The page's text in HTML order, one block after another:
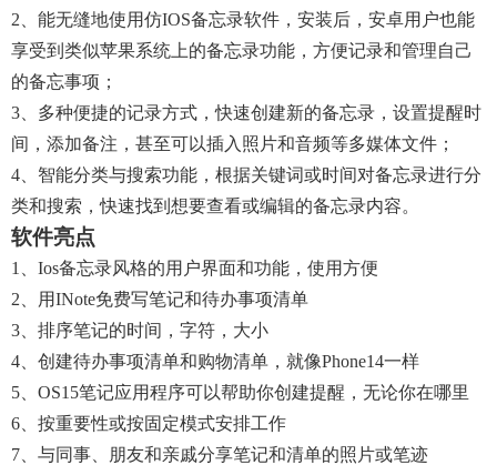
2、能无缝地使用仿iOS备忘录软件，安装后，安卓用户也能
享受到类似苹果系统上的备忘录功能，方便记录和管理自己
的备忘事项；
3、多种便捷的记录方式，快速创建新的备忘录，设置提醒时
间，添加备注，甚至可以插入照片和音频等多媒体文件；
4、智能分类与搜索功能，根据关键词或时间对备忘录进行分
类和搜索，快速找到想要查看或编辑的备忘录内容。
软件亮点
1、ios备忘录风格的用户界面和功能，使用方便
2、用iNote免费写笔记和待办事项清单
3、排序笔记的时间，字符，大小
4、创建待办事项清单和购物清单，就像Phone14一样
5、OS15笔记应用程序可以帮助你创建提醒，无论你在哪里
6、按重要性或按固定模式安排工作
7、与同事、朋友和亲戚分享笔记和清单的照片或笔迹